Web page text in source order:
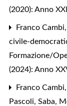
(2020): Anno
Franco Cambi,
civile-
Formazione/
(2024): Anno
Franco Cambi,
Pascoli, Saba,